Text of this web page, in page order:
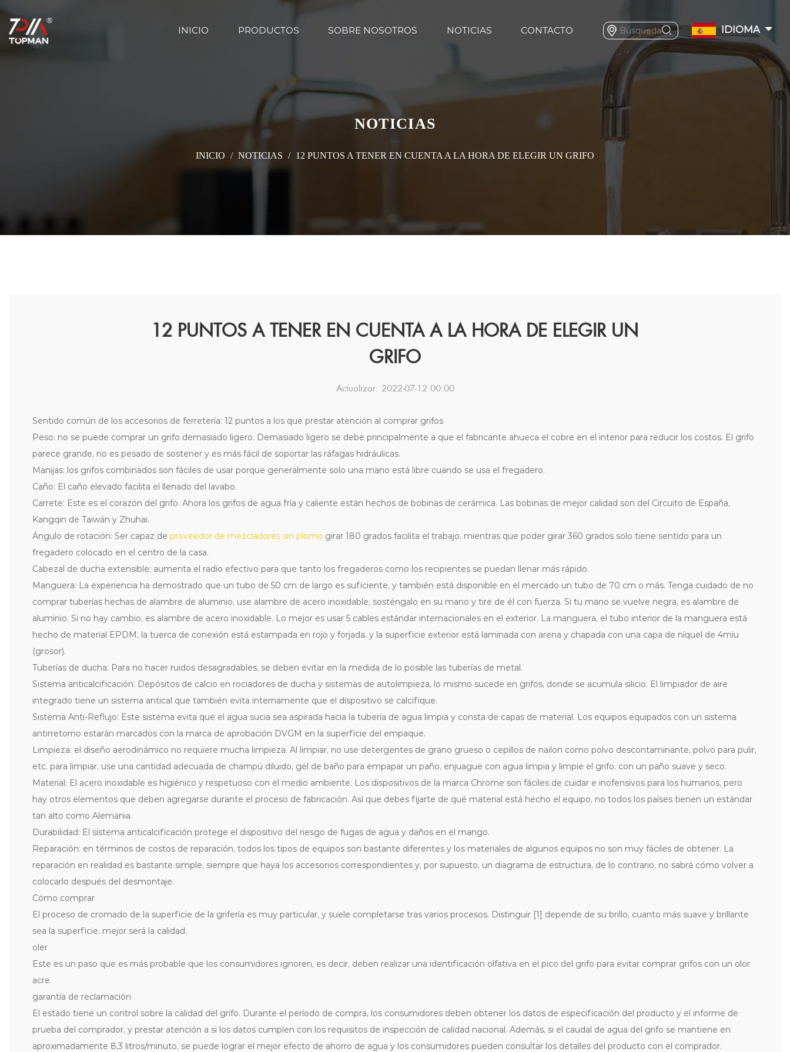
INICIO PRODUCTOS SOBRE NOSOTROS NOTICIAS CONTACTO IDIOMA
NOTICIAS
INICIO / NOTICIAS / 12 PUNTOS A TENER EN CUENTA A LA HORA DE ELEGIR UN GRIFO
12 PUNTOS A TENER EN CUENTA A LA HORA DE ELEGIR UN
GRIFO
Actualizar: 2022-07-12 00:00
Sentido común de los accesorios de ferretería: 12 puntos a los que prestar atención al comprar grifos
Peso: no se puede comprar un grifo demasiado ligero. Demasiado ligero se debe principalmente a que el fabricante ahueca el cobre en el interior para reducir los costos. El grifo
parece grande, no es pesado de sostener y es más fácil de soportar las ráfagas hidráulicas.
Manijas: los grifos combinados son fáciles de usar porque generalmente solo una mano está libre cuando se usa el fregadero.
Caño: El caño elevado facilita el llenado del lavabo.
Carrete: Este es el corazón del grifo. Ahora los grifos de agua fría y caliente están hechos de bobinas de cerámica. Las bobinas de mejor calidad son del Circuito de España,
Kangqin de Taiwán y Zhuhai.
Ángulo de rotación: Ser capaz de proveedor de mezcladores sin plomo girar 180 grados facilita el trabajo, mientras que poder girar 360 grados solo tiene sentido para un
fregadero colocado en el centro de la casa.
Cabezal de ducha extensible: aumenta el radio efectivo para que tanto los fregaderos como los recipientes se puedan llenar más rápido.
Manguera: La experiencia ha demostrado que un tubo de 50 cm de largo es suficiente, y también está disponible en el mercado un tubo de 70 cm o más. Tenga cuidado de no
comprar tuberías hechas de alambre de aluminio, use alambre de acero inoxidable, sosténgalo en su mano y tire de él con fuerza. Si tu mano se vuelve negra, es alambre de
aluminio. Si no hay cambio, es alambre de acero inoxidable. Lo mejor es usar 5 cables estándar internacionales en el exterior. La manguera, el tubo interior de la manguera está
hecho de material EPDM, la tuerca de conexión está estampada en rojo y forjada, y la superficie exterior está laminada con arena y chapada con una capa de níquel de 4miu
(grosor).
Tuberías de ducha: Para no hacer ruidos desagradables, se deben evitar en la medida de lo posible las tuberías de metal.
Sistema anticalcificación: Depósitos de calcio en rociadores de ducha y sistemas de autolimpieza, lo mismo sucede en grifos, donde se acumula silicio. El limpiador de aire
integrado tiene un sistema antical que también evita internamente que el dispositivo se calcifique.
Sistema Anti-Reflujo: Este sistema evita que el agua sucia sea aspirada hacia la tubería de agua limpia y consta de capas de material. Los equipos equipados con un sistema
antirretorno estarán marcados con la marca de aprobación DVGM en la superficie del empaque.
Limpieza: el diseño aerodinámico no requiere mucha limpieza. Al limpiar, no use detergentes de grano grueso o cepillos de nailon como polvo descontaminante, polvo para pulir,
etc. para limpiar, use una cantidad adecuada de champú diluido, gel de baño para empapar un paño, enjuague con agua limpia y limpie el grifo. con un paño suave y seco.
Material: El acero inoxidable es higiénico y respetuoso con el medio ambiente. Los dispositivos de la marca Chrome son fáciles de cuidar e inofensivos para los humanos, pero
hay otros elementos que deben agregarse durante el proceso de fabricación. Así que debes fijarte de qué material está hecho el equipo, no todos los países tienen un estándar
tan alto como Alemania.
Durabilidad: El sistema anticalcificación protege el dispositivo del riesgo de fugas de agua y daños en el mango.
Reparación: en términos de costos de reparación, todos los tipos de equipos son bastante diferentes y los materiales de algunos equipos no son muy fáciles de obtener. La
reparación en realidad es bastante simple, siempre que haya los accesorios correspondientes y, por supuesto, un diagrama de estructura, de lo contrario, no sabrá cómo volver a
colocarlo después del desmontaje.
Cómo comprar
El proceso de cromado de la superficie de la grifería es muy particular, y suele completarse tras varios procesos. Distinguir [1] depende de su brillo, cuanto más suave y brillante
sea la superficie, mejor será la calidad.
oler
Este es un paso que es más probable que los consumidores ignoren, es decir, deben realizar una identificación olfativa en el pico del grifo para evitar comprar grifos con un olor
acre.
garantía de reclamación
El estado tiene un control sobre la calidad del grifo. Durante el período de compra, los consumidores deben obtener los datos de especificación del producto y el informe de
prueba del comprador, y prestar atención a si los datos cumplen con los requisitos de inspección de calidad nacional. Además, si el caudal de agua del grifo se mantiene en
aproximadamente 8,3 litros/minuto, se puede lograr el mejor efecto de ahorro de agua y los consumidores pueden consultar los detalles del producto con el comprador.